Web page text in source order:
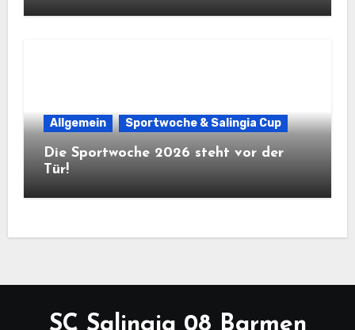
Allgemein Sportwoche & Salingia Cup
Die Sportwoche 2026 steht vor der
Tür!
SC Salingia 08 Barmen